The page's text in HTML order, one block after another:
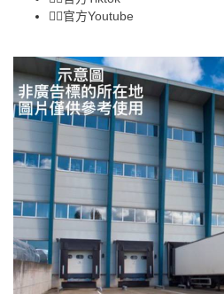
👉🏻官方Youtube